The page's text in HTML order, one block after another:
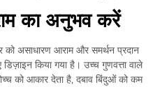
का अनुभव करें
को असाधारण आराम और समर्थन प्रदान
किया गया है। उच्च गुणवत्ता वाले
को आकार देता है, दबाव बिंदुओं को कम